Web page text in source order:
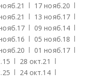
21 17 нояб.20
21 13 нояб.17
17 09 нояб.14
16 05 нояб.18
20 01 нояб.17
15 28 окт.21
25 24 окт.14